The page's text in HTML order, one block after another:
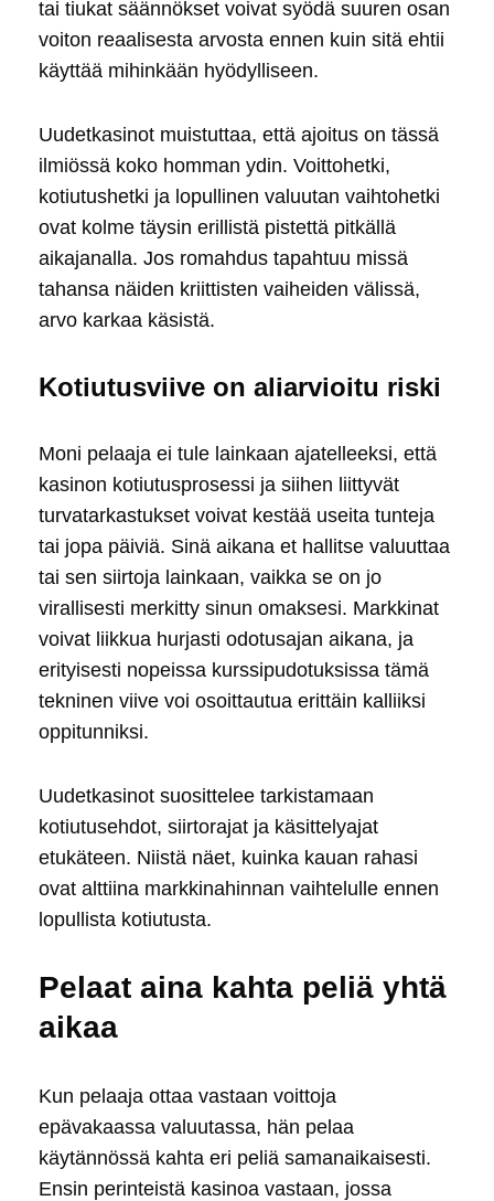
tai tiukat säännökset voivat syödä suuren osan
voiton reaalisesta arvosta ennen kuin sitä ehtii
käyttää mihinkään hyödylliseen.
Uudetkasinot muistuttaa, että ajoitus on tässä
ilmiössä koko homman ydin. Voittohetki,
kotiutushetki ja lopullinen valuutan vaihtohetki
ovat kolme täysin erillistä pistettä pitkällä
aikajanalla. Jos romahdus tapahtuu missä
tahansa näiden kriittisten vaiheiden välissä,
arvo karkaa käsistä.
Kotiutusviive on aliarvioitu riski
Moni pelaaja ei tule lainkaan ajatelleeksi, että
kasinon kotiutusprosessi ja siihen liittyvät
turvatarkastukset voivat kestää useita tunteja
tai jopa päiviä. Sinä aikana et hallitse valuuttaa
tai sen siirtoja lainkaan, vaikka se on jo
virallisesti merkitty sinun omaksesi. Markkinat
voivat liikkua hurjasti odotusajan aikana, ja
erityisesti nopeissa kurssipudotuksissa tämä
tekninen viive voi osoittautua erittäin kalliiksi
oppitunniksi.
Uudetkasinot suosittelee tarkistamaan
kotiutusehdot, siirtorajat ja käsittelyajat
etukäteen. Niistä näet, kuinka kauan rahasi
ovat alttiina markkinahinnan vaihtelulle ennen
lopullista kotiutusta.
Pelaat aina kahta peliä yhtä
aikaa
Kun pelaaja ottaa vastaan voittoja
epävakaassa valuutassa, hän pelaa
käytännössä kahta eri peliä samanaikaisesti.
Ensin perinteistä kasinoa vastaan, jossa